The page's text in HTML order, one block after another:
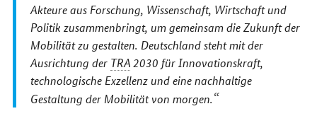
Akteure aus Forschung, Wissenschaft, Wirtschaft und
Politik zusammenbringt, um gemeinsam die Zukunft der
Mobilität zu gestalten. Deutschland steht mit der
Ausrichtung der TRA 2030 für Innovationskraft,
technologische Exzellenz und eine nachhaltige
Gestaltung der Mobilität von morgen.